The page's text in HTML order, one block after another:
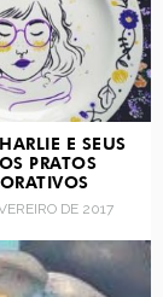
E SEUS
PRATOS
DE 2017